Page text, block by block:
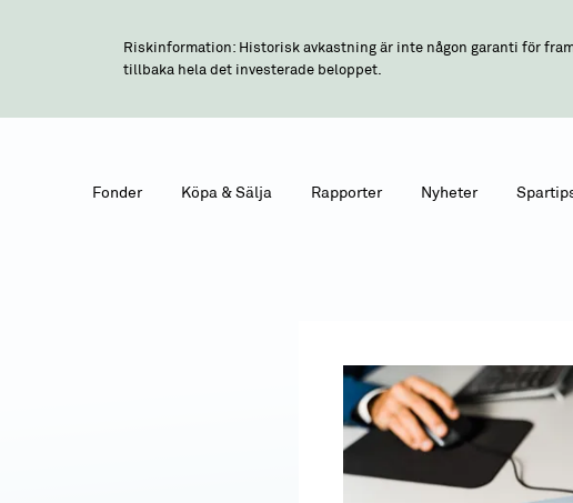
Riskinformation: Historisk avkastning är inte någon garanti för
tillbaka hela det investerade beloppet.
Fonder Köpa & Sälja Rapporter Nyheter